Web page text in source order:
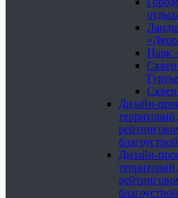
Парк
Дизайн-
Дизайн-